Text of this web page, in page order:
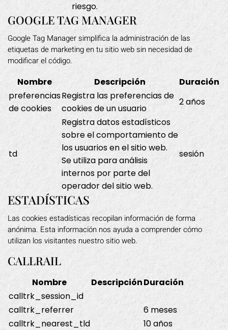
riesgo.
GOOGLE TAG MANAGER
Google Tag Manager simplifica la administración de las
etiquetas de marketing en tu sitio web sin necesidad de
modificar el código.
Nombre Descripción
Duración
preferencias
de cookies
Registra las preferencias de
cookies de un usuario
2 años
td
Registra datos estadísticos
sobre el comportamiento de
los usuarios en el sitio web.
Se utiliza para análisis
internos por parte del
operador del sitio web.
sesión
ESTADÍSTICAS
Las cookies estadísticas recopilan información de forma
anónima. Esta información nos ayuda a comprender cómo
utilizan los visitantes nuestro sitio web.
CALLRAIL
Nombre DescripciónDuración
calltrk_session_id
calltrk_referrer
6 meses
calltrk_nearest_tld
10 años